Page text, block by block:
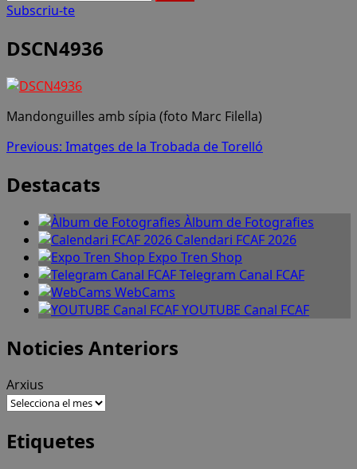
Subscriu-te
DSCN4936
Mandonguilles amb sípia (foto Marc Filella)
Post
navigation
Previous: Imatges de la Trobada de Torelló
Destacats
Àlbum de Fotografies
Calendari FCAF 2026
Expo Tren Shop
Telegram Canal FCAF
WebCams
YOUTUBE Canal FCAF
Noticies Anteriors
Arxius
Etiquetes